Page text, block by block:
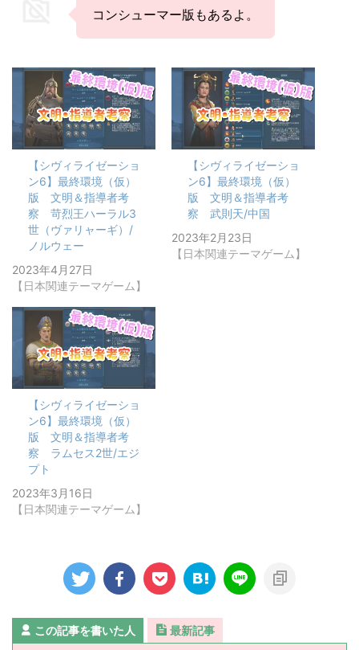
コンシューマー版もあるよ。
【シヴィライゼーショ
ン6】最終環境（仮）
版 文明＆指導者考
察 苛烈王ハーラル3
世（ヴァリャーギ）/
ノルウェー
2023年4月27日
【日本関連テーマゲーム】
【シヴィライゼーショ
ン6】最終環境（仮）
版 文明＆指導者考
察 武則天/中国
2023年2月23日
【日本関連テーマゲーム】
【シヴィライゼーショ
ン6】最終環境（仮）
版 文明＆指導者考
察 ラムセス2世/エジ
プト
2023年3月16日
【日本関連テーマゲーム】
この記事を書いた人 最新記事